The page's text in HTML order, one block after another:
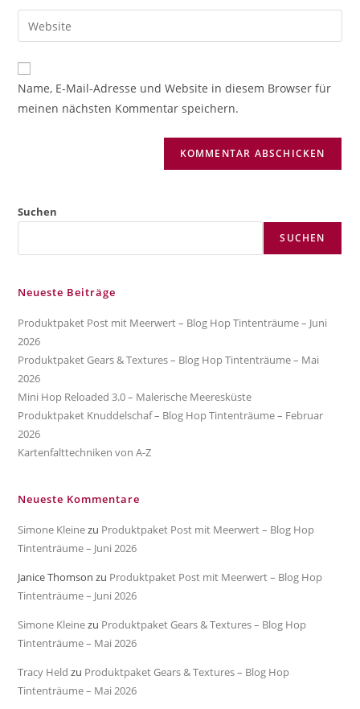
zum
Kommentieren
ein
E-
Mail-
zum
Kommentieren
ein
Gib
deine
Website-
URL
Name, E-Mail-Adresse und Website in diesem Browser für
meinen nächsten Kommentar speichern.
Suchen
SUCHEN
Neueste Beiträge
Produktpaket Post mit Meerwert – Blog Hop Tintenträume – Juni
2026
Produktpaket Gears & Textures – Blog Hop Tintenträume – Mai
2026
Mini Hop Reloaded 3.0 – Malerische Meeresküste
Produktpaket Knuddelschaf – Blog Hop Tintenträume – Februar
2026
Kartenfalttechniken von A-Z
Neueste Kommentare
Simone Kleinezu Produktpaket Post mit Meerwert – Blog Hop
Tintenträume – Juni 2026
Janice Thomson zu Produktpaket Post mit Meerwert – Blog Hop
Tintenträume – Juni 2026
Simone Kleinezu Produktpaket Gears & Textures – Blog Hop
Tintenträume – Mai 2026
Tracy Held zu Produktpaket Gears & Textures – Blog Hop
Tintenträume – Mai 2026